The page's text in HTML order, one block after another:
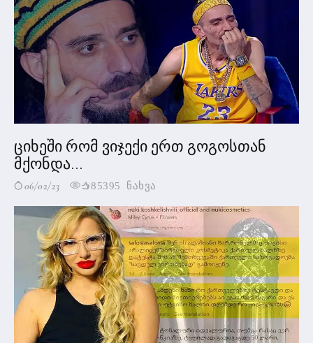
ციხეში რომ ვიჯექი ერთ გოგოსთან
მქონდა...
06/02/23 85395 ნახვა